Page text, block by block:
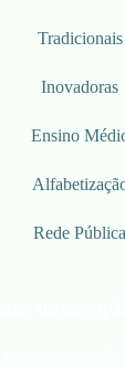
Tradicionais
Inovadoras
Ensino
Rede Pública